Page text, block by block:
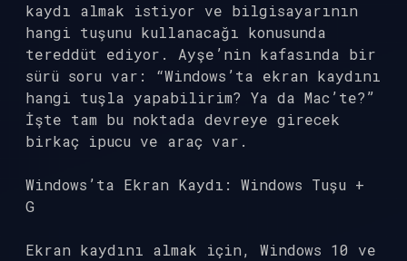
kaydı almak istiyor ve bilgisayarının
hangi tuşunu kullanacağı konusunda
tereddüt ediyor. Ayşe’nin kafasında bir
sürü soru var: “Windows’ta ekran kaydını
hangi tuşla yapabilirim? Ya da Mac’te?”
İşte tam bu noktada devreye girecek
birkaç ipucu ve araç var.
Windows’ta Ekran Kaydı: Windows Tuşu +
G
Ekran kaydını almak için, Windows 10 ve